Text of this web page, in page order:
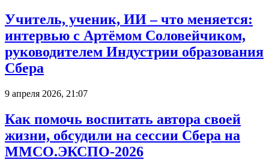
Учитель, ученик, ИИ – что меняется:
интервью с Артёмом Соловейчиком,
руководителем Индустрии образования
Сбера
9 апреля 2026, 21:07
Как помочь воспитать автора своей
жизни, обсудили на сессии Сбера на
ММСО.ЭКСПО-2026